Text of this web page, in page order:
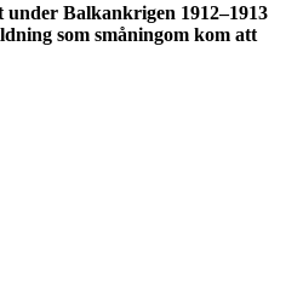
Balkankrigen 1912–1913
som småningom kom att